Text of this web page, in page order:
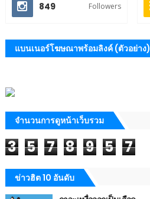
849 Followers
แบนเนอร์โฆษณาพร้อมลิงค์ (ตัวอย่าง)
จำนวนการดูหน้าเว็บรวม
3 5 7 8 9 5 7
ข่าวฮิต 10 อันดับ